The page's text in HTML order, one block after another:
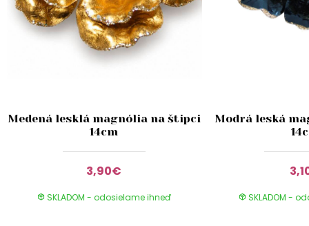
Medená lesklá magnólia na štipci
14cm
3,90€
SKLADOM - odosielame ihneď
Modrá leská
SKLADOM -